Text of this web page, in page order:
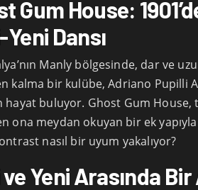
Gum House:
Dansı
Manly bölgesinde, dar ve
kalma bir kulübe, Adriano Pupilli
hayat buluyor. Ghost Gum House,
ona meydan okuyan bir ek yapıyla
nasıl bir uyum yakalıyor?
Yeni Arasında Bir